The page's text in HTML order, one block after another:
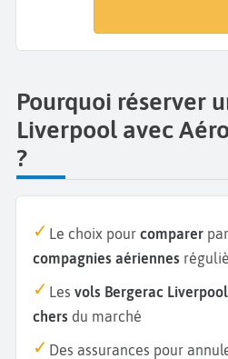
Pourquoi réserver
Liverpool avec
?
Le choix pour comparer
compagnies aériennes
Les vols Bergerac Liverpool
chers du marché
Des assurances pour